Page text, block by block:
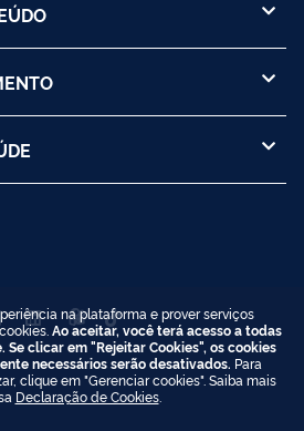
na plataforma e prover serviços
Ao aceitar, você terá acesso a todas
clicar em "Rejeitar Cookies", os cookies
necessários serão desativados. Para
clique em "Gerenciar cookies". Saiba mais
Declaração de Cookies.